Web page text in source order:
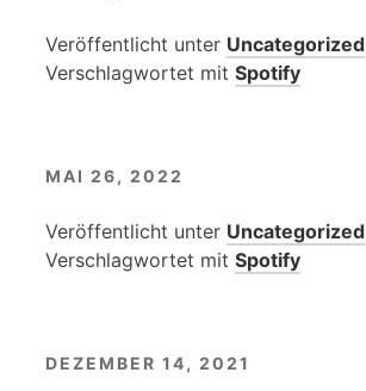
Veröffentlicht unter Uncategorized
Verschlagwortet mit Spotify
MAI 26, 2022
Veröffentlicht unter Uncategorized
Verschlagwortet mit Spotify
DEZEMBER 14, 2021